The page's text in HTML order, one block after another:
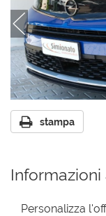
stampa
Personalizza